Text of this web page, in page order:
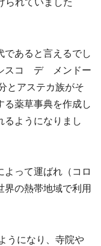
であると言えるでし
スコ゠デ゠メンドー
とアステカ族がそ
る薬草事典を作成し
るようになりまし
よって運ばれ（コロ
界の熱帯地域で利用
うになり、寺院や